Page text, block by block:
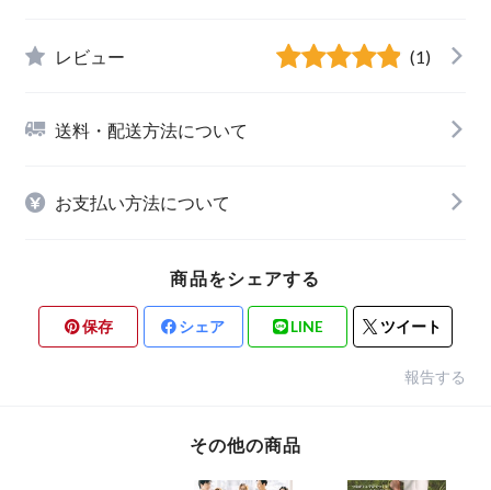
レビュー (1)
送料・配送方法について
お支払い方法について
商品をシェアする
保存 シェア LINE ツイート
報告する
その他の商品